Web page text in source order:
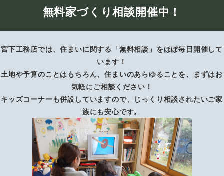
無料家づくり相談開催中！
宮下工務店では、住まいに関する「無料相談」をほぼ毎日開催して
います！
土地や予算のことはもちろん、住まいのあらゆることを、まずはお
気軽にご相談ください！
キッズコーナーも併設していますので、じっくり相談されたいご家
族にも安心です。